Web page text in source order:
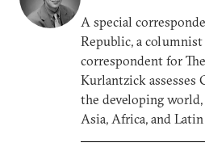
A special
Republic, a
correspondent for
Kurlantzick assesses
the developing
Asia, Africa, and